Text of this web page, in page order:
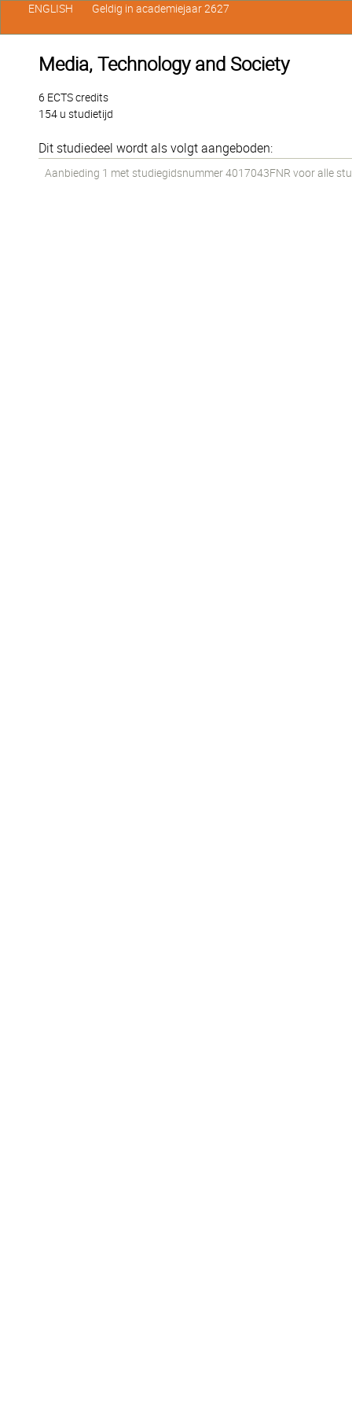
Media, Technology and Society
6 ECTS credits
154 u studietijd
Dit studiedeel wordt als volgt aangeboden:
Aanbieding 1 met studiegidsnummer 4017043FNR voor alle
ENGLISH Geldig in academiejaar 2627